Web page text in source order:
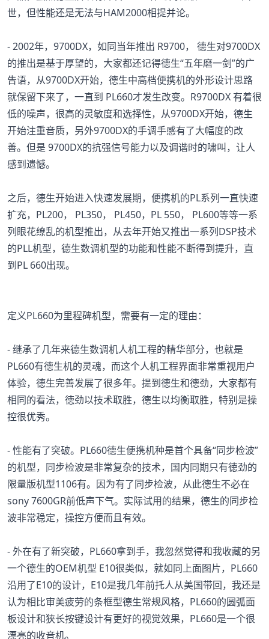
世，但性能还是无法与HAM2000相提并论。
- 2002年，9700DX，如同当年推出 R9700， 德生对9700DX
的推出是基于厚望的，大家都还记得德生“五年磨一剑”的广
告语，从9700DX开始，德生中高档便携机的外形设计思路
就保留下来了，一直到 PL660才发生改变。R9700DX 有着很
低的噪声，很高的灵敏度和选择性，从9700DX开始，德生
开始注重音质，另外9700DX的手调手感有了大幅度的改
善。但是 9700DX的抗强信号能力以及调谐时的啸叫，让人
感到遗憾。
之后，德生开始进入快速发展期，便携机的PL系列一直快速
扩充，PL200， PL350， PL450，PL 550， PL600等等一系
列眼花缭乱的机型推出，从去年开始又推出一系列DSP技术
的PLL机型，德生数调机型的功能和性能不断得到提升，直
到PL 660出现。
定义PL660为里程碑机型，需要有一定的理由：
- 继承了几年来德生数调机人机工程的精华部分，也就是
PL660有德生机的灵魂，而这个人机工程界面非常重视用户
体验，德生完善发展了很多年。提到德生和德劲，大家都有
相同的看法，徳劲以技术取胜，德生以均衡取胜，特别是操
控很优秀。
- 性能有了突破。PL660德生便携机种是首个具备“同步检波”
的机型，同步检波是非常复杂的技术，国内同期只有徳劲的
限量版机型1106有。因为有了同步检波，从此德生不必在
sony 7600GR前低声下气。实际试用的结果，德生的同步检
波非常稳定，操控方便而且有效。
- 外在有了新突破，PL660拿到手，我忽然觉得和我收藏的另
一个德生的OEM机型 E10很类似，就如同上面图片，PL660
沿用了E10的设计，E10是我几年前托人从美国带回，我还是
认为相比审美疲劳的条框型德生常规风格，PL660的圆弧面
板设计和狭长按键设计有更好的视觉效果，PL660是一个很
漂亮的收音机。